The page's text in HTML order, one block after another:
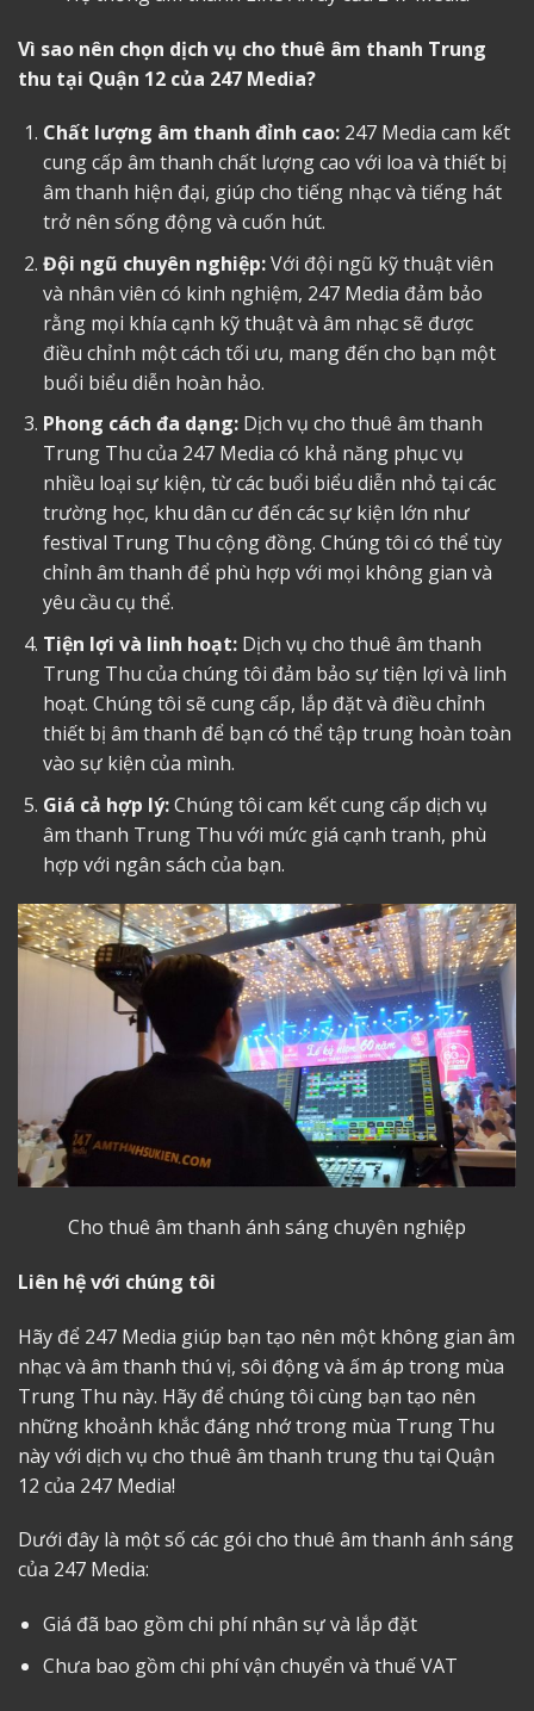
Vì sao nên chọn dịch vụ cho thuê âm thanh Trung
thu tại Quận 12 của 247 Media?
Chất lượng âm thanh đỉnh cao:247 Media cam kết
cung cấp âm thanh chất lượng cao với loa và thiết bị
âm thanh hiện đại, giúp cho tiếng nhạc và tiếng hát
trở nên sống động và cuốn hút.
Đội ngũ chuyên nghiệp:Với đội ngũ kỹ thuật viên
và nhân viên có kinh nghiệm, 247 Media đảm bảo
rằng mọi khía cạnh kỹ thuật và âm nhạc sẽ được
điều chỉnh một cách tối ưu, mang đến cho bạn một
buổi biểu diễn hoàn hảo.
Phong cách đa dạng:Dịch vụ cho thuê âm thanh
Trung Thu của 247 Media có khả năng phục vụ
nhiều loại sự kiện, từ các buổi biểu diễn nhỏ tại các
trường học, khu dân cư đến các sự kiện lớn như
festival Trung Thu cộng đồng. Chúng tôi có thể tùy
chỉnh âm thanh để phù hợp với mọi không gian và
yêu cầu cụ thể.
Tiện lợi và linh hoạt:Dịch vụ cho thuê âm thanh
Trung Thu của chúng tôi đảm bảo sự tiện lợi và linh
hoạt. Chúng tôi sẽ cung cấp, lắp đặt và điều chỉnh
thiết bị âm thanh để bạn có thể tập trung hoàn toàn
vào sự kiện của mình.
Giá cả hợp lý:Chúng tôi cam kết cung cấp dịch vụ
âm thanh Trung Thu với mức giá cạnh tranh, phù
hợp với ngân sách của bạn.
Cho thuê âm thanh ánh sángchuyên nghiệp
Liên hệ với chúng tôi
Hãy để 247 Media giúp bạn tạo nên một không gian âm
nhạc và âm thanh thú vị, sôi động và ấm áp trong mùa
Trung Thu này. Hãy để chúng tôi cùng bạn tạo nên
những khoảnh khắc đáng nhớ trong mùa Trung Thu
này với dịch vụ cho thuê âm thanh trung thu tại Quận
12 của 247 Media!
Dưới đây là một số các gói cho thuê âm thanh ánh sáng
của 247 Media:
Giá đã bao gồm chi phí nhân sự và lắp đặt
Chưa bao gồm chi phí vận chuyển và thuế VAT